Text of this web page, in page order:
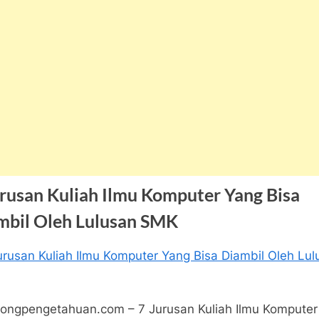
Kuliah Ilmu Komputer Yang Bisa
Oleh Lulusan SMK
7
– 7 Jurusan Kuliah Ilmu